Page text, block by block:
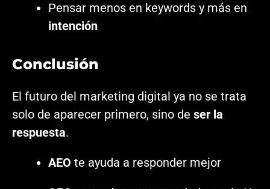
Pensar menos en keywords y más en
intención
Conclusión
El futuro del marketing digital ya no se trata
solo de aparecer primero, sino de ser la
respuesta.
AEO te ayuda a responder mejor